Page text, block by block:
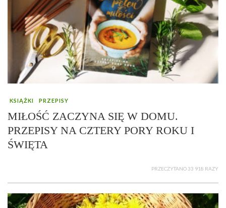
KSIĄŻKI PRZEPISY
MIŁOŚĆ ZACZYNA SIĘ W DOMU.
PRZEPISY NA CZTERY PORY ROKU I
ŚWIĘTA
PRZECZYTANO 33 918 RAZY